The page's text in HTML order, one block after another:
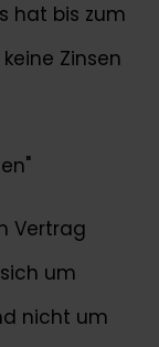
hat bis zum
Zinsen
Vertrag
um
nicht um